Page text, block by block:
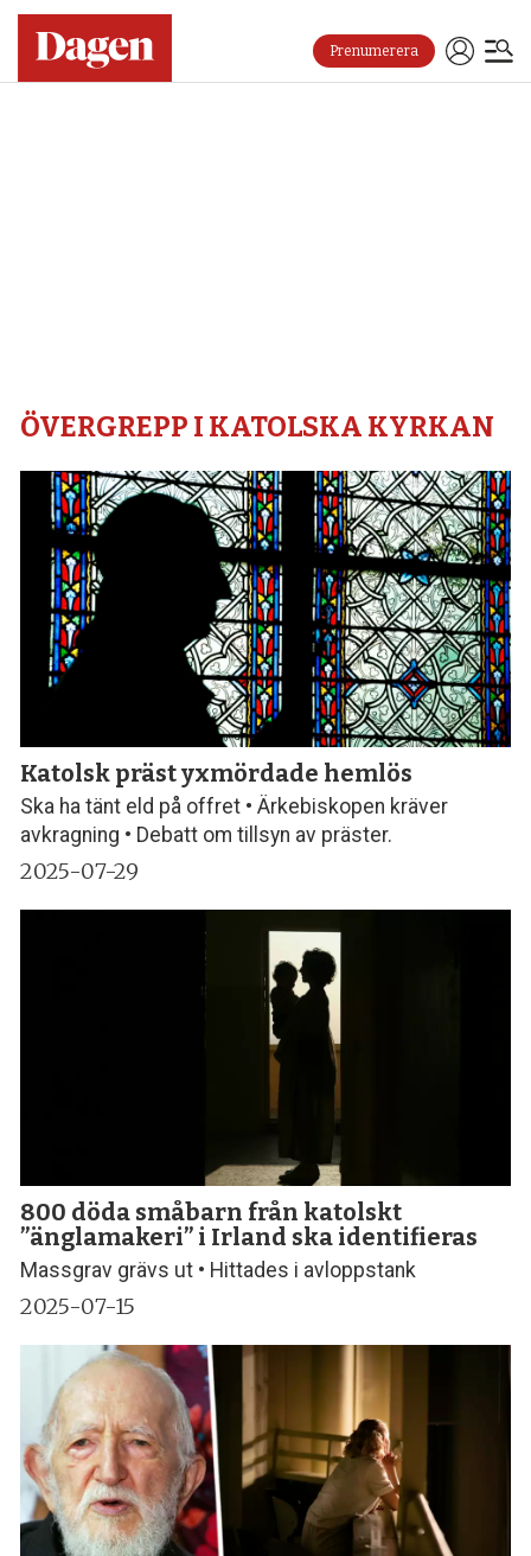
Prenumerera
Dagen
ÖVERGREPP I KATOLSKA KYRKAN
Katolsk präst yxmördade hemlös
Ska ha tänt eld på offret • Ärkebiskopen kräver
avkragning • Debatt om tillsyn av präster.
2025-07-29
800 döda småbarn från katolskt
”änglamakeri” i Irland ska identifieras
Massgrav grävs ut • Hittades i avloppstank
2025-07-15